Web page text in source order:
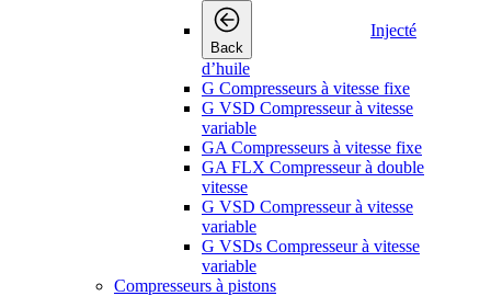
Back
Injecté
d’huile
G Compresseurs à vitesse fixe
G VSD Compresseur à vitesse
variable
GA Compresseurs à vitesse fixe
GA FLX Compresseur à double
vitesse
G VSD Compresseur à vitesse
variable
G VSDs Compresseur à vitesse
variable
Compresseurs à pistons